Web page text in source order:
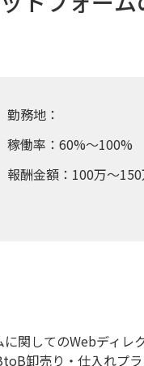
勤務地：
稼働率：60%～100%
報酬金額：100万～
関してのWebディレ
卸売り・仕入れプ